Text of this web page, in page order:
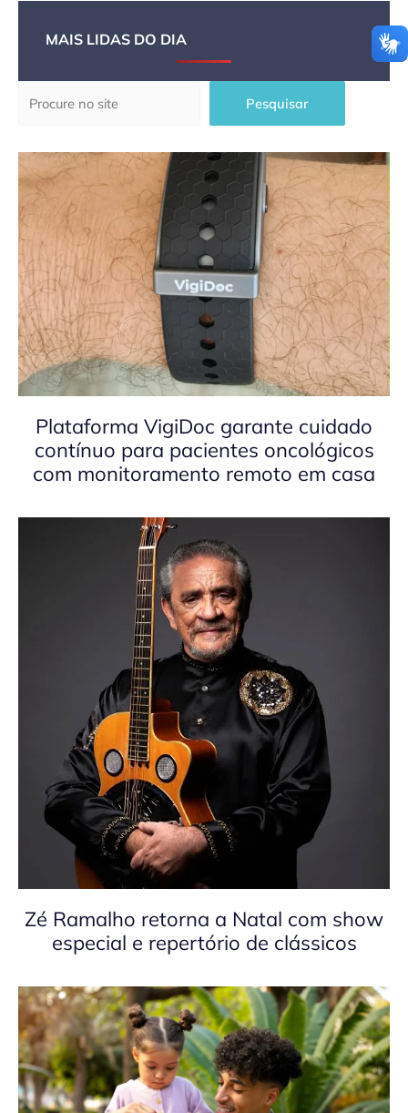
MAIS LIDAS DO DIA
Pesquisar
Plataforma VigiDoc garante cuidado
contínuo para pacientes oncológicos
com monitoramento remoto em casa
Zé Ramalho retorna a Natal com show
especial e repertório de clássicos